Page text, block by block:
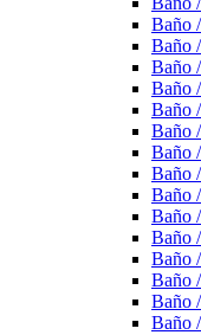
Baño
Baño
Baño
Baño
Baño
Baño
Baño
Baño
Baño
Baño
Baño
Baño
Baño
Baño
Baño